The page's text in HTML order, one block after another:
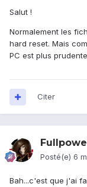
Salut !
Normalement les
hard reset. Mais
PC est plus
Citer
Posté(e) 6
Bah...c'est que j'ai